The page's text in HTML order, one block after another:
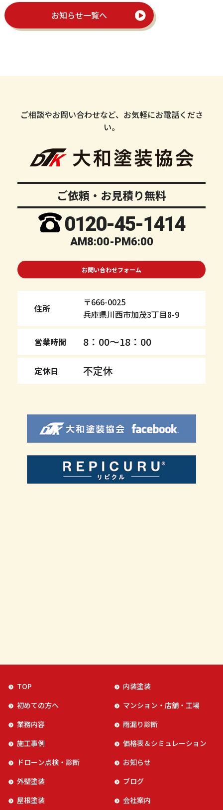
お知らせ一覧へ
ご相談やお問い合わせなど、お気軽にお電話くださ
い。
ご依頼・お見積り無料
0120-45-1414
AM8:00-PM6:00
お問い合わせフォーム
住所
〒666-0025
兵庫県川西市加茂3丁目8-9
営業時間 8：00～18：00
定休日 不定休
TOP
初めての方へ
業務内容
施工事例
ドローン点検・診断
外壁塗装
屋根塗装
内装塗装
マンション・店舗・工場
雨漏り診断
価格表＆シミュレーション
お知らせ
ブログ
会社案内